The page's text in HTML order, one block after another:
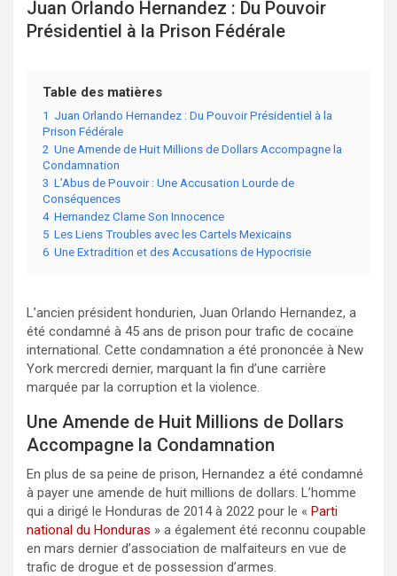
Juan Orlando Hernandez : Du Pouvoir
Présidentiel à la Prison Fédérale
Table des matières
1 Juan Orlando Hernandez : Du Pouvoir Présidentiel à la
Prison Fédérale
2 Une Amende de Huit Millions de Dollars Accompagne la
Condamnation
3 L’Abus de Pouvoir : Une Accusation Lourde de
Conséquences
4 Hernandez Clame Son Innocence
5 Les Liens Troubles avec les Cartels Mexicains
6 Une Extradition et des Accusations de Hypocrisie
L’ancien président hondurien, Juan Orlando Hernandez, a
été condamné à 45 ans de prison pour trafic de cocaïne
international. Cette condamnation a été prononcée à New
York mercredi dernier, marquant la fin d’une carrière
marquée par la corruption et la violence.
Une Amende de Huit Millions de Dollars
Accompagne la Condamnation
En plus de sa peine de prison, Hernandez a été condamné
à payer une amende de huit millions de dollars. L’homme
qui a dirigé le Honduras de 2014 à 2022 pour le « Parti
national du Honduras » a également été reconnu coupable
en mars dernier d’association de malfaiteurs en vue de
trafic de drogue et de possession d’armes.